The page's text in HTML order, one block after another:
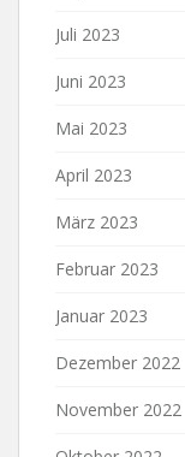
Juli 2023
Juni 2023
Mai 2023
April 2023
März 2023
Februar 2023
Januar 2023
Dezember 2022
November 2022